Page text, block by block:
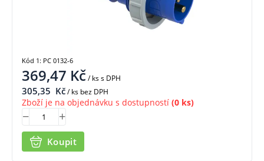
369,47 Kč/ kss DPH
305,35 Kč/ ks bez DPH
Zboží je na objednávku s dostupností (0 ks)
Koupit
Kód 1: PC 0132-6